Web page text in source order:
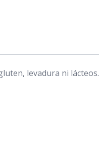
levadura ni lácteos.